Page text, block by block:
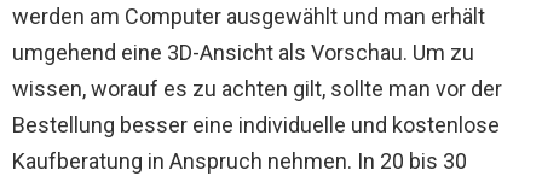
werden am Computer ausgewählt und man erhält
umgehend eine 3D-Ansicht als Vorschau. Um zu
wissen, worauf es zu achten gilt, sollte man vor der
Bestellung besser eine individuelle und kostenlose
Kaufberatung in Anspruch nehmen. In 20 bis 30